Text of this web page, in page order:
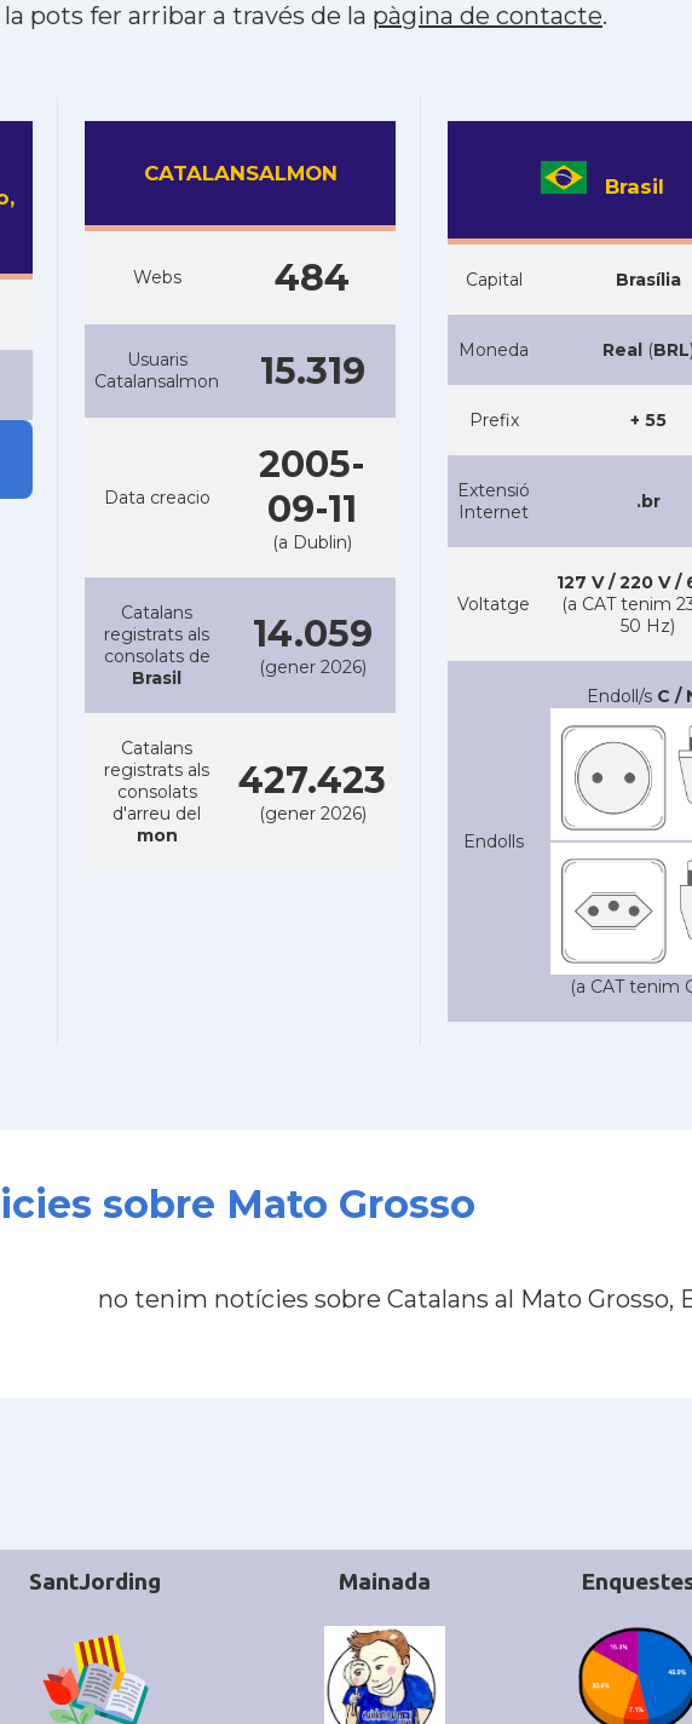
pots fer arribar a través de la pàgina de contacte.
CATALANSALMON
Webs 484
Usuaris
Catalansalmon
15.319
Data creacio
2005-
09-11
(a Dublin)
Catalans
registrats als
consolats de
Brasil
14.059
(gener 2026)
Catalans
registrats als
consolats
d'arreu del
mon
427.423
(gener 2026)
Brasil
Capital Brasília
Moneda Real(BRL
Prefix + 55
Extensió
Internet
.br
Voltatge
127 V / 220 V /
(a CAT tenim
50 Hz)
Endolls
Endoll/s C /
(a CAT tenim
sobre Mato Grosso
no tenim notícies sobre Catalans al Mato Grosso,
SantJording Mainada